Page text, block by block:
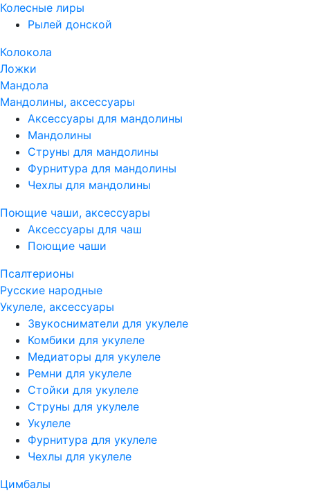
Колесные лиры
Рылей донской
Колокола
Ложки
Мандола
Мандолины, аксессуары
Аксессуары для мандолины
Мандолины
Струны для мандолины
Фурнитура для мандолины
Чехлы для мандолины
Поющие чаши, аксессуары
Аксессуары для чаш
Поющие чаши
Псалтерионы
Русские народные
Укулеле, аксессуары
Звукосниматели для укулеле
Комбики для укулеле
Медиаторы для укулеле
Ремни для укулеле
Стойки для укулеле
Струны для укулеле
Укулеле
Фурнитура для укулеле
Чехлы для укулеле
Цимбалы